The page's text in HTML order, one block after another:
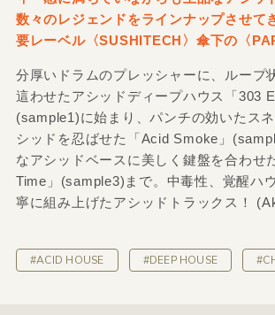
数々のレジェンドをラインナップさせて
要レーベル〈SUSHITECH〉傘下の〈
分厚いドラムのプレッシャーに、ループ
這わせたアシッドディープハウス「303
(sample1)に始まり、パンチの効いたス
シッドを忍ばせた「Acid Smoke」
なアシッドベースに美しく鍵盤を合わせ
Time」(sample3)まで。中毒性、覚醒ハ
寧に組み上げたアシッドトラックス！
#ACID HOUSE #DEEP HOUSE